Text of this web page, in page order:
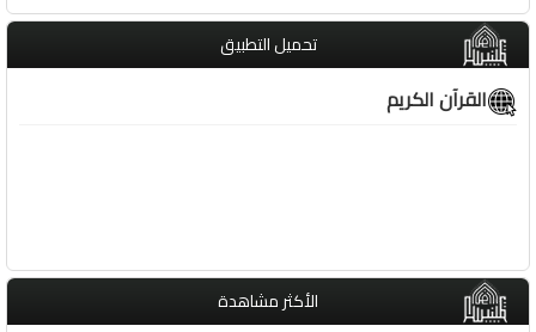
تحميل التطبيق
القرآن الكريم
الأكثر مشاهدة